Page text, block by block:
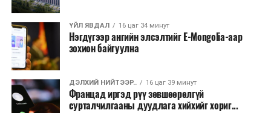
ҮЙЛ ЯВДАЛ 16 цаг 34 минут
Нэгдүгээр ангийн элсэлтийг E-Mongolia-аар
зохион байгуулна
ДЭЛХИЙ НИЙТЭЭР.. 16 цаг 39 минут
Францад иргэд рүү зөвшөөрөлгүй
сурталчилгааны дуудлага хийхийг хориг...